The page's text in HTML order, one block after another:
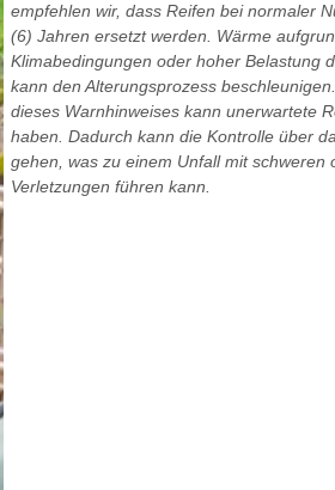
empfehlen wir, dass Reifen bei normaler
(6) Jahren ersetzt werden. Wärme
Klimabedingungen oder hoher Belastung
kann den Alterungsprozess
dieses Warnhinweises kann unerwartete
haben. Dadurch kann die Kontrolle über
gehen, was zu einem Unfall mit schweren
Verletzungen führen kann.